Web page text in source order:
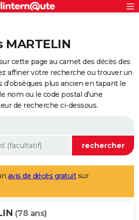
MARTELIN
cette page au carnet des décès des
affiner votre recherche ou trouver un
d'obsèques plus ancien en tapant le
nom ou le code postal d'une
de recherche ci-dessous.
avis de décès gratuitsur
(78 ans)